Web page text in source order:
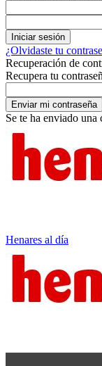
¿Olvidaste tu
Recuperación de
Recupera tu
Se te ha enviado una
Henares al día